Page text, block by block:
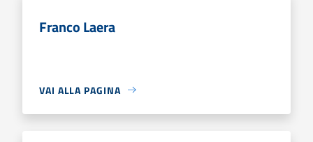
Franco Laera
VAI ALLA PAGINA